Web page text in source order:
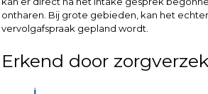
ontharen. Bij grote gebieden, kan het
vervolgafspraak gepland wordt.
Erkend door